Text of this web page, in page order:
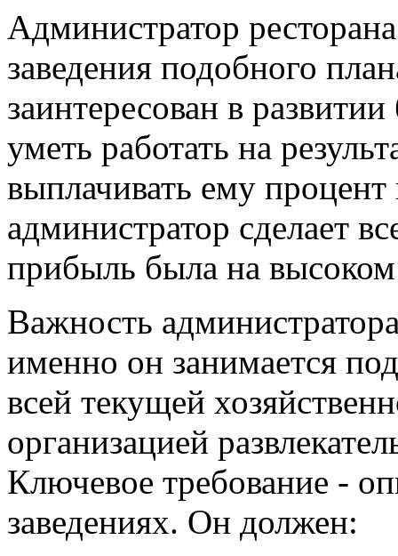
Администратор
заведения подобного
заинтересован в
уметь работать на
выплачивать ему
администратор сделает
прибыль была на
Важность
именно он занимается
всей текущей
организацией
Ключевое требование -
заведениях. Он должен: